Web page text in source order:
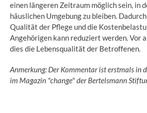
einen längeren Zeitraum möglich sein, in
häuslichen Umgebung zu bleiben.
Qualität der Pflege und die
Angehörigen kann reduziert werden. Vor
dies die Lebensqualität der Betroffenen.
Anmerkung: Der Kommentar ist erstmals in
im Magazin "change" der Bertelsmann